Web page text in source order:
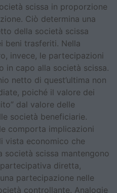
scissa in proporzione
Ciò determina una
della società scissa
beni trasferiti. Nella
invece, le partecipazioni
in capo alla società scissa.
netto di quest’ultima non
poiché il valore dei
dal valore delle
società beneficiarie.
comporta implicazioni
vista economico che
scissa mantengono
diretta,
partecipazione nelle
controllante. Analogie